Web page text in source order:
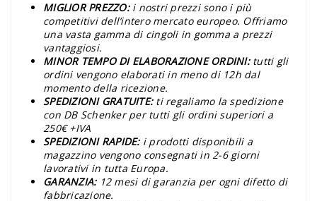
MIGLIOR PREZZO: i nostri prezzi sono i più
competitivi dell’intero mercato europeo. Offriamo
una vasta gamma di cingoli in gomma a prezzi
vantaggiosi.
MINOR TEMPO DI ELABORAZIONE ORDINI: tutti gli
ordini vengono elaborati in meno di 12h dal
momento della ricezione.
SPEDIZIONI GRATUITE: ti regaliamo la spedizione
con DB Schenker per tutti gli ordini superiori a
250€ +IVA
SPEDIZIONI RAPIDE: i prodotti disponibili a
magazzino vengono consegnati in 2-6 giorni
lavorativi in tutta Europa.
GARANZIA: 12 mesi di garanzia per ogni difetto di
fabbricazione.